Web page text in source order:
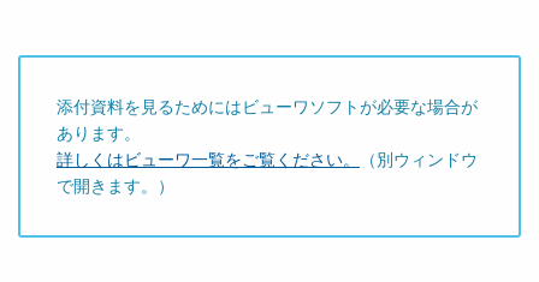
添付資料を見るためにはビューワソフトが必要な場合が
あります。
詳しくはビューワ一覧をご覧ください。
（別ウィンドウ
で開きます。）